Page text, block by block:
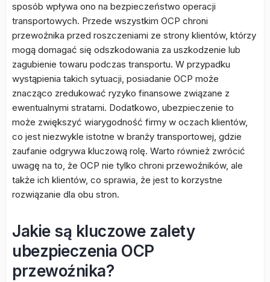
sposób wpływa ono na bezpieczeństwo operacji
transportowych. Przede wszystkim OCP chroni
przewoźnika przed roszczeniami ze strony klientów, którzy
mogą domagać się odszkodowania za uszkodzenie lub
zagubienie towaru podczas transportu. W przypadku
wystąpienia takich sytuacji, posiadanie OCP może
znacząco zredukować ryzyko finansowe związane z
ewentualnymi stratami. Dodatkowo, ubezpieczenie to
może zwiększyć wiarygodność firmy w oczach klientów,
co jest niezwykle istotne w branży transportowej, gdzie
zaufanie odgrywa kluczową rolę. Warto również zwrócić
uwagę na to, że OCP nie tylko chroni przewoźników, ale
także ich klientów, co sprawia, że jest to korzystne
rozwiązanie dla obu stron.
Jakie są kluczowe zalety
ubezpieczenia OCP
przewoźnika?